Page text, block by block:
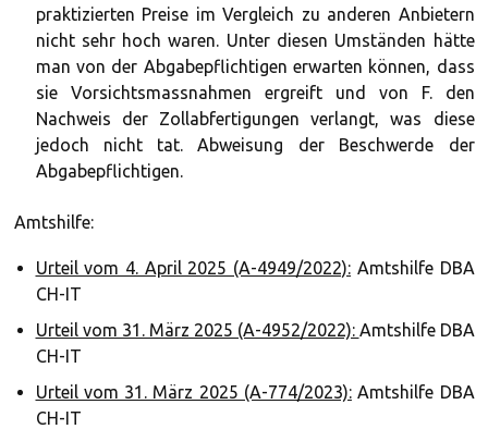
praktizierten Preise im Vergleich zu anderen Anbietern
nicht sehr hoch waren. Unter diesen Umständen hätte
man von der Abgabepflichtigen erwarten können, dass
sie Vorsichtsmassnahmen ergreift und von F. den
Nachweis der Zollabfertigungen verlangt, was diese
jedoch nicht tat. Abweisung der Beschwerde der
Abgabepflichtigen.
Amtshilfe:
Urteil vom 4. April 2025 (A-4949/2022): Amtshilfe DBA
CH-IT
Urteil vom 31. März 2025 (A-4952/2022): Amtshilfe DBA
CH-IT
Urteil vom 31. März 2025 (A-774/2023):Amtshilfe DBA
CH-IT